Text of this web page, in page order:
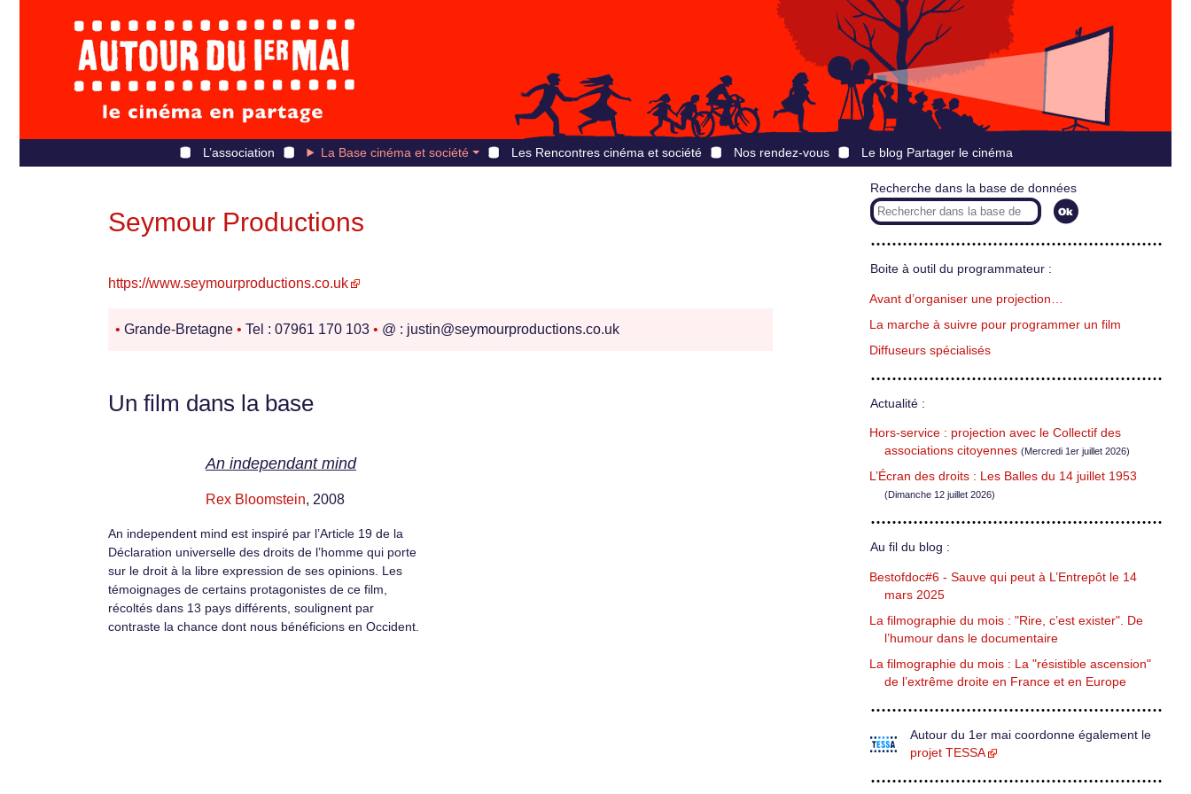
L’association La Base cinéma et société Les Rencontres cinéma et société Nos rendez-vous Le blog Partager le cinéma
Seymour Productions
https://www.seymourproductions.co.uk
• Grande-Bretagne • Tel : 07961 170 103 • @ : justin@seymourproductions.co.uk
Un film dans la base
An independant mind
Rex Bloomstein, 2008
An independent mind est inspiré par l’Article 19 de la
Déclaration universelle des droits de l’homme qui porte
sur le droit à la libre expression de ses opinions. Les
témoignages de certains protagonistes de ce film,
récoltés dans 13 pays différents, soulignent par
contraste la chance dont nous bénéficions en Occident.
Recherche dans la base de données
Boite à outil du programmateur :
Avant d’organiser une projection…
La marche à suivre pour programmer un film
Diffuseurs spécialisés
Actualité :
Hors-service : projection avec le Collectif des
associations citoyennes (Mercredi 1er juillet 2026)
L’Écran des droits : Les Balles du 14 juillet 1953
(Dimanche 12 juillet 2026)
Au fil du blog :
Bestofdoc#6 - Sauve qui peut à L’Entrepôt le 14
mars 2025
La filmographie du mois : "Rire, c’est exister". De
l’humour dans le documentaire
La filmographie du mois : La "résistible ascension"
de l’extrême droite en France et en Europe
Autour du 1er mai coordonne également le
projet TESSA